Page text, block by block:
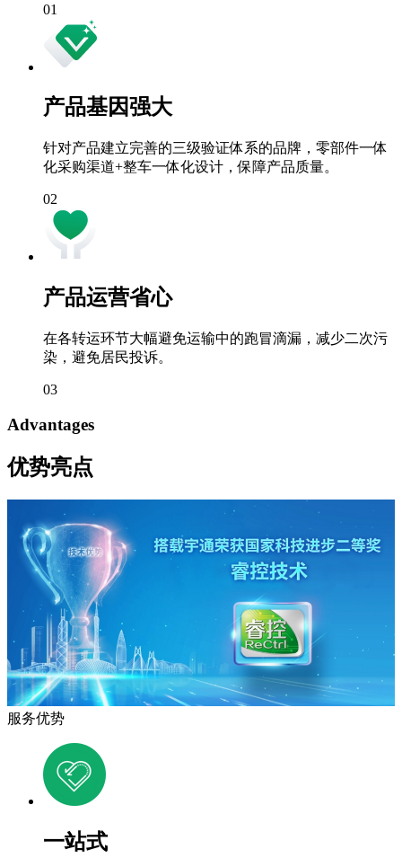
01
产品基因强大
针对产品建立完善的三级验证体系的品牌，零部件一体
化采购渠道+整车一体化设计，保障产品质量。
02
产品运营省心
在各转运环节大幅避免运输中的跑冒滴漏，减少二次污
染，避免居民投诉。
03
Advantages
优势亮点
服务优势
一站式